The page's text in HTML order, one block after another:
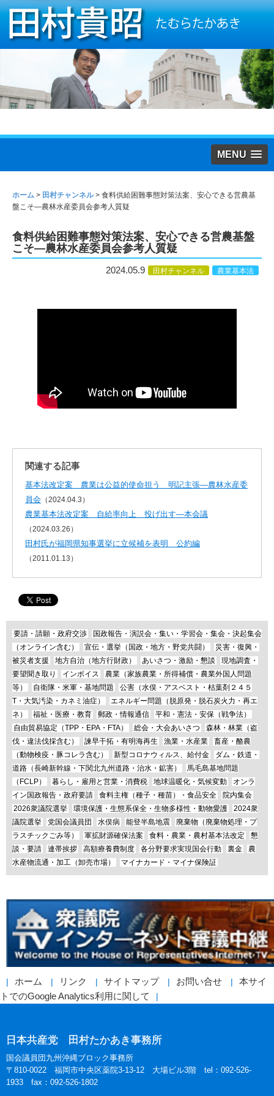
MENU
ホーム > 田村チャンネル> 食料供給困難事態対策法案、安心できる営農基
盤こそ―農林水産委員会参考人質疑
食料供給困難事態対策法案、安心できる営農基盤
こそ―農林水産委員会参考人質疑
2024.05.9 田村チャンネル 農業基本法
関連する記事
基本法改定案 農業は公益的使命担う 明記主張—農林水産委
員会 （2024.04.3）
農業基本法改定案 自給率向上 投げ出す―本会議
（2024.03.26）
田村氏が福岡県知事選挙に立候補を表明 公約編
（2011.01.13）
要請・請願・政府交渉
国政報告・演説会・集い・学習会・集会・決起集会
（オンライン含む）
宣伝・選挙（国政・地方・野党共闘）
災害・復興・
被災者支援
地方自治（地方行財政） あいさつ・激励・懇談
現地調査・
要望聞き取り
インボイス
農業（家族農業・所得補償・農業外国人問題
等）
自衛隊・米軍・基地問題
公害（水俣・アスベスト・枯葉剤２４５
T・大気汚染・カネミ油症）
エネルギー問題（脱原発・脱石炭火力・再エ
ネ）
福祉・医療・教育 郵政・情報通信
平和・憲法・安保（戦争法）
自由貿易協定（TPP・EPA・FTA）
総会・大会あいさつ
森林・林業（盗
伐・違法伐採含む）
諫早干拓・有明海再生 漁業・水産業
畜産・酪農
（動物検疫・豚コレラ含む）
新型コロナウィルス、給付金
ダム・鉄道・
道路（長崎新幹線・下関北九州道路・治水・鉱害）
馬毛島基地問題
（FCLP）
暮らし・雇用と営業・消費税 地球温暖化・気候変動
オンラ
イン国政報告・政府要請
食料主権（種子・種苗）・食品安全
院内集会
2026衆議院選挙
環境保護・生態系保全・生物多様性・動物愛護
2024衆
議院選挙
党国会議員団 水俣病 能登半島地震
廃棄物（廃棄物処理・プ
ラスチックごみ等）
軍拡財源確保法案 食料・農業・農村基本法改定
懇
談・要請
連帯挨拶 高額療養費制度 各分野要求実現国会行動 裏金
農
水産物流通・加工（卸売市場）
マイナカード・マイナ保険証
ホーム リンク サイトマップ お問い合せ
本サイ
トでのGoogle Analytics利用に関して
日本共産党 田村たかあき事務所
国会議員団九州沖縄ブロック事務所
〒810-0022 福岡市中央区薬院3-13-12 大場ビル3階 tel：092-526-
1933 fax：092-526-1802